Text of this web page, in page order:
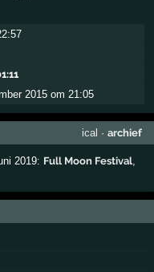
2015 om 21:05
ical · archief
2019: Full Moon Festival